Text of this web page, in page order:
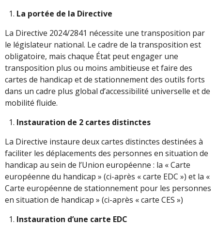
La portée de la Directive
La Directive 2024/2841 nécessite une transposition par
le législateur national. Le cadre de la transposition est
obligatoire, mais chaque État peut engager une
transposition plus ou moins ambitieuse et faire des
cartes de handicap et de stationnement des outils forts
dans un cadre plus global d’accessibilité universelle et de
mobilité fluide.
Instauration de 2 cartes distinctes
La Directive instaure deux cartes distinctes destinées à
faciliter les déplacements des personnes en situation de
handicap au sein de l’Union européenne : la « Carte
européenne du handicap » (ci-après « carte EDC ») et la «
Carte européenne de stationnement pour les personnes
en situation de handicap » (ci-après « carte CES »)
Instauration d’une carte EDC